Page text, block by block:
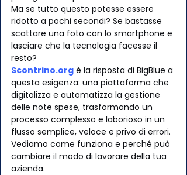
Ma se tutto questo potesse essere
ridotto a pochi secondi? Se bastasse
scattare una foto con lo smartphone e
lasciare che la tecnologia facesse il
resto?
Scontrino.org è la risposta di BigBlue a
questa esigenza: una piattaforma che
digitalizza e automatizza la gestione
delle note spese, trasformando un
processo complesso e laborioso in un
flusso semplice, veloce e privo di errori.
Vediamo come funziona e perché può
cambiare il modo di lavorare della tua
azienda.